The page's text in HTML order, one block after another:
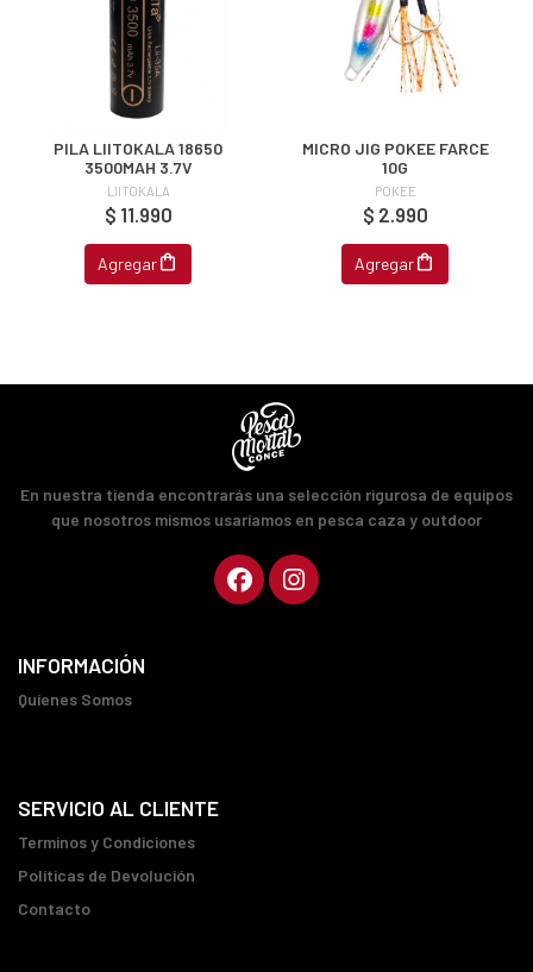
PILA LIITOKALA 18650
3500MAH 3.7V
LIITOKALA
$ 11.990
Agregar
MICRO JIG POKEE FARCE
10G
POKEE
$ 2.990
Agregar
En nuestra tienda encontrarás una selección rigurosa de equipos
que nosotros mismos usaríamos en pesca caza y outdoor
INFORMACIÓN
Quienes Somos
SERVICIO AL CLIENTE
Terminos y Condiciones
Políticas de Devolución
Contacto